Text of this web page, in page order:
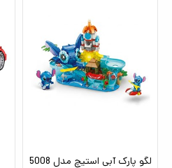
لگو پارک آبی استیچ مدل 5008